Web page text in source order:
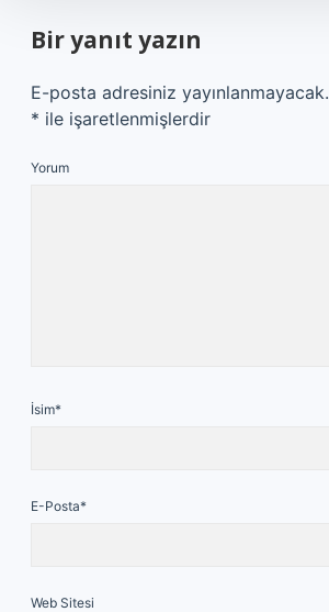
Bir yanıt yazın
E-posta adresiniz yayınlanmayacak.
* ile işaretlenmişlerdir
Yorum
İsim*
E-Posta*
Web Sitesi